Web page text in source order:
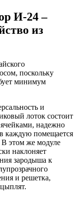
И-24 –
из
поскольку
минимум
и
лоток состоит
надежно
каждую помещается
этом же модуле
наклоняет
зародыша к
и решетка,